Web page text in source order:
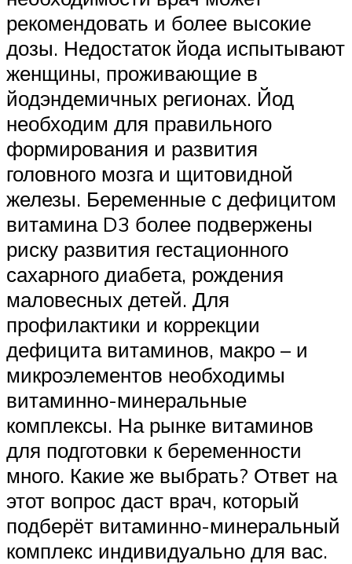
рекомендовать и более высокие
дозы. Недостаток йода испытывают
женщины, проживающие в
йодэндемичных регионах. Йод
необходим для правильного
формирования и развития
головного мозга и щитовидной
железы. Беременные с дефицитом
витамина D3 более подвержены
риску развития гестационного
сахарного диабета, рождения
маловесных детей. Для
профилактики и коррекции
дефицита витаминов, макро – и
микроэлементов необходимы
витаминно-минеральные
комплексы. На рынке витаминов
для подготовки к беременности
много. Какие же выбрать? Ответ на
этот вопрос даст врач, который
подберёт витаминно-минеральный
комплекс индивидуально для вас.